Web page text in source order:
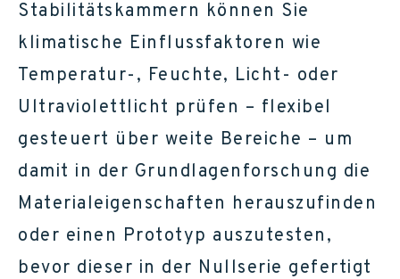
Stabilitätskammern können Sie
klimatische Einflussfaktoren wie
Temperatur-, Feuchte, Licht- oder
Ultraviolettlicht prüfen – flexibel
gesteuert über weite Bereiche – um
damit in der Grundlagenforschung die
Materialeigenschaften herauszufinden
oder einen Prototyp auszutesten,
bevor dieser in der Nullserie gefertigt